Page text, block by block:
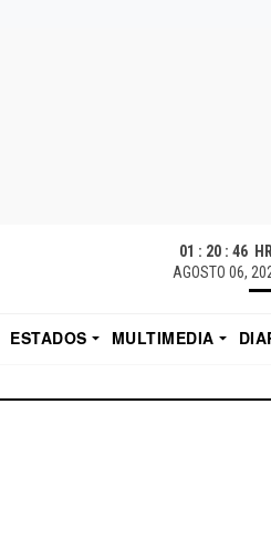
01 : 20 : 47
AGOSTO 06,
ESTADOS MULTIMEDIA